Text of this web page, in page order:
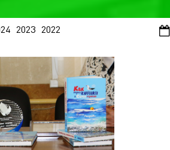
2023 2022